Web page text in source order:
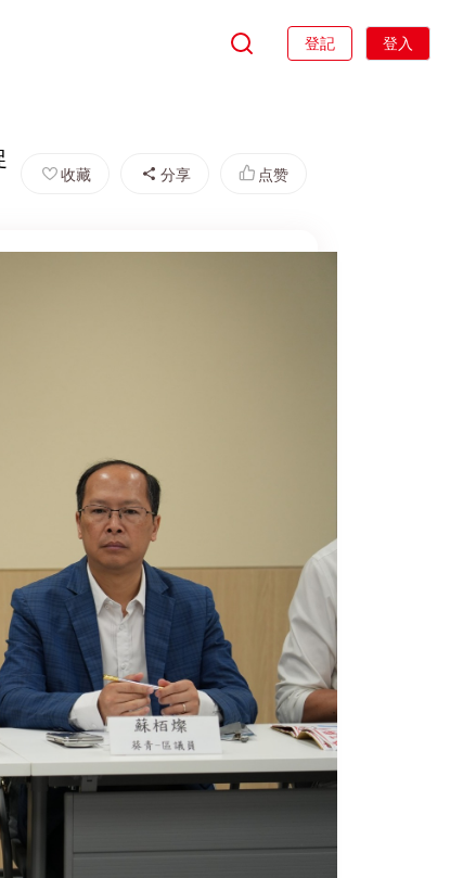
登記 登入
收藏 分享 点赞